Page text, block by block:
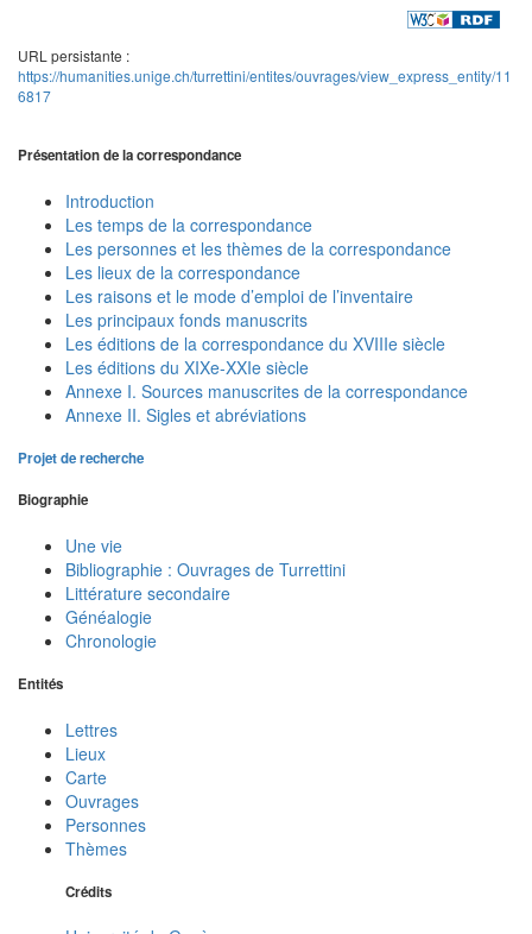
URL persistante :
https://humanities.unige.ch/turrettini/entites/ouvrages/view_express_entity/11
6817
Présentation de la correspondance
Introduction
Les temps de la correspondance
Les personnes et les thèmes de la correspondance
Les lieux de la correspondance
Les raisons et le mode d’emploi de l’inventaire
Les principaux fonds manuscrits
Les éditions de la correspondance du XVIIIe siècle
Les éditions du XIXe-XXIe siècle
Annexe I. Sources manuscrites de la correspondance
Annexe II. Sigles et abréviations
Projet de recherche
Biographie
Une vie
Bibliographie : Ouvrages de Turrettini
Littérature secondaire
Généalogie
Chronologie
Entités
Lettres
Lieux
Carte
Ouvrages
Personnes
Thèmes
Crédits